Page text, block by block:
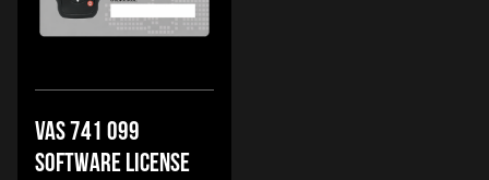
VAS 741 099
SOFTWARE LICENSE